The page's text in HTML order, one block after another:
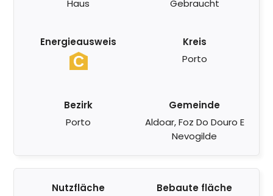
Haus
Gebraucht
Energieausweis
Kreis
Porto
Bezirk
Porto
Gemeinde
Aldoar, Foz Do Douro E
Nevogilde
Nutzfläche
Bebaute fläche